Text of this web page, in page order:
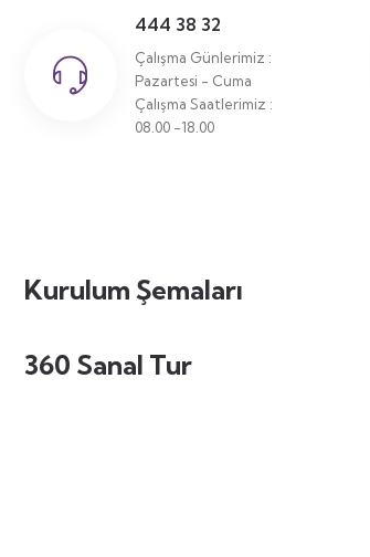
444 38 32
Çalışma Günlerimiz :
Pazartesi - Cuma
Çalışma Saatlerimiz :
08.00 -18.00
Kurulum Şemaları
360 Sanal Tur